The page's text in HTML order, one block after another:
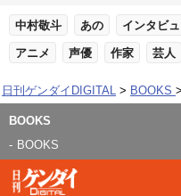
中村敬斗 あの インタビ
アニメ 声優 作家 芸人
日刊ゲンダイDIGITAL BOOKS
BOOKS
BOOKS